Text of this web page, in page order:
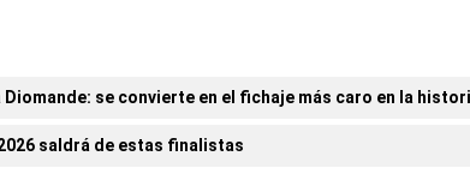
Diomande: se convierte en el fichaje más caro en la
saldrá de estas finalistas